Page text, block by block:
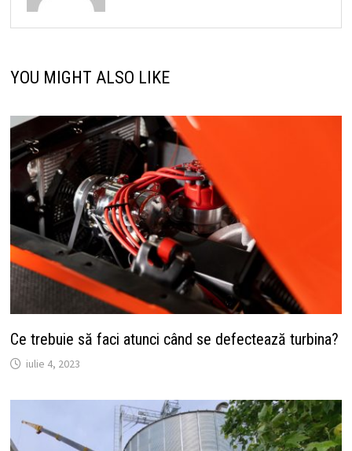
YOU MIGHT ALSO LIKE
Ce trebuie să faci atunci când se defectează turbina?
iulie 4, 2023